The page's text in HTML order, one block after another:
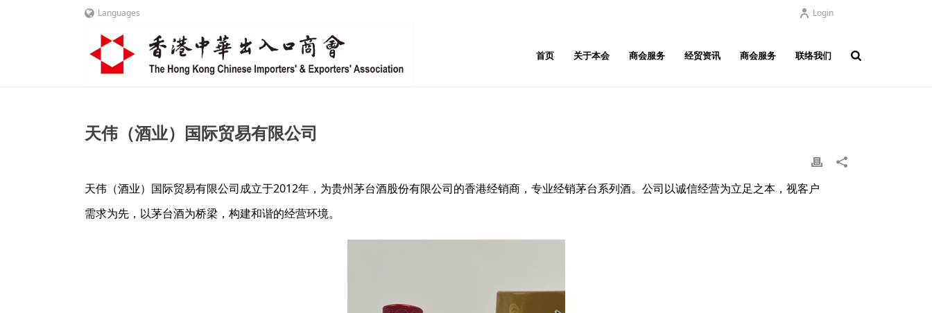
Languages Login
首页 关于本会 商会服务 经贸资讯 商会服务 联络我们
天伟（酒业）国际贸易有限公司
天伟（酒业）国际贸易有限公司成立于2012年，为贵州茅台酒股份有限公司的香港经销商，专业经销茅台系列酒。公司以诚信经营为立足之本，视客户
需求为先，以茅台酒为桥梁，构建和谐的经营环境。